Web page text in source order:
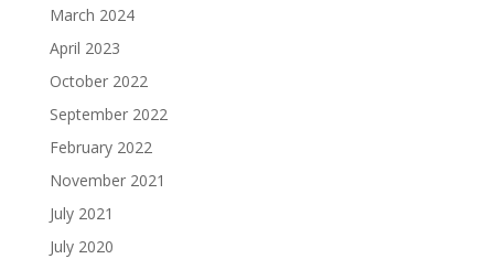
March 2024
April 2023
October 2022
September 2022
February 2022
November 2021
July 2021
July 2020